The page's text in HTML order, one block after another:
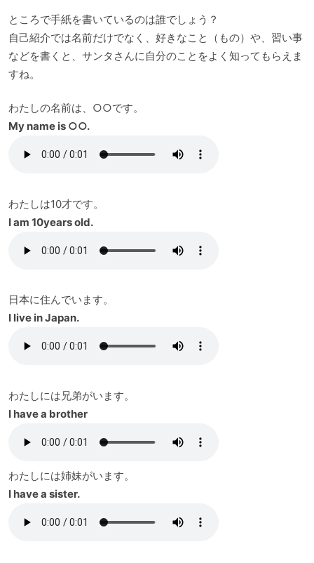
ところで手紙を書いているのは誰でしょう？
自己紹介では名前だけでなく、好きなこと（もの）や、習い事
などを書くと、サンタさんに自分のことをよく知ってもらえま
すね。
わたしの名前は、○○です。
My name is ○○.
わたしは10才です。
I am 10years old.
日本に住んでいます。
I live in Japan.
わたしには兄弟がいます。
I have a brother
わたしには姉妹がいます。
I have a sister.